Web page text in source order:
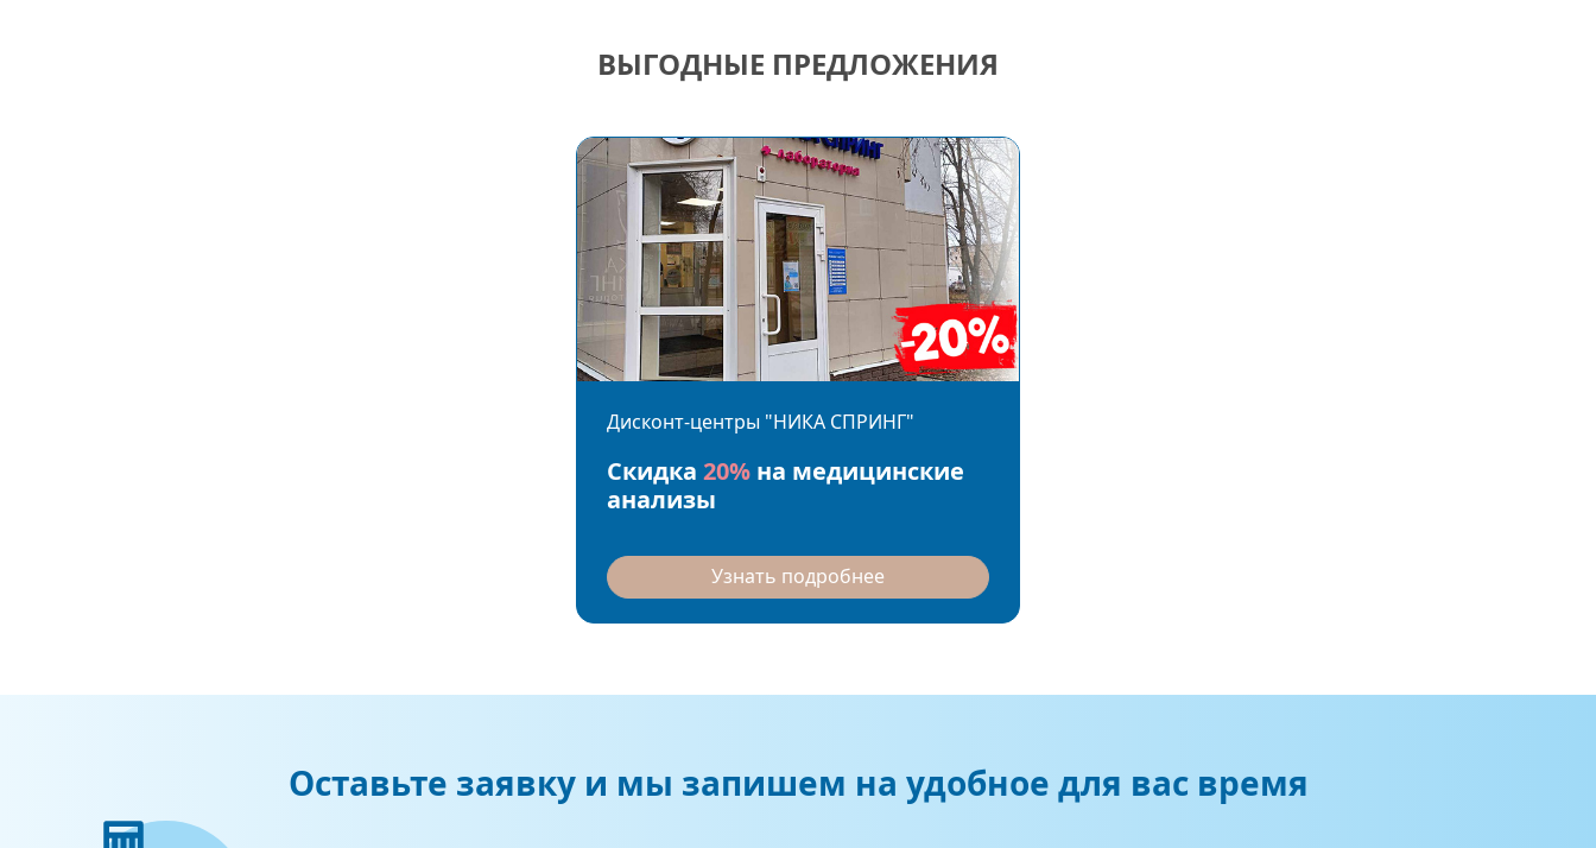
ВЫГОДНЫЕ ПРЕДЛОЖЕНИЯ
Дисконт-центры "НИКА СПРИНГ"
Скидка 20%на медицинские
анализы
Узнать подробнее
Оставьте заявку и мы запишем на удобное для вас время